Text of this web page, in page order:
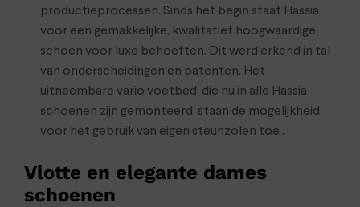
productieprocessen. Sinds het begin staat Hassia
voor een gemakkelijke, kwalitatief hoogwaardige
schoen voor luxe behoeften. Dit werd erkend in tal
van onderscheidingen en patenten. Het
uitneembare vario voetbed, die nu in alle Hassia
schoenen zijn gemonteerd, staan de mogelijkheid
voor het gebruik van eigen steunzolen toe .
Vlotte en elegante dames
schoenen